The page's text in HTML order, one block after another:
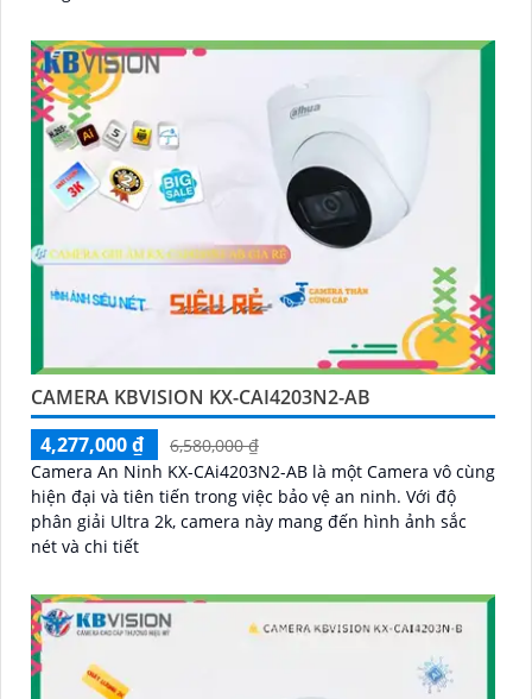
CAMERA KBVISION KX-CAI4203N2-AB
4,277,000 ₫
6,580,000 ₫
Camera An Ninh KX-CAi4203N2-AB là một Camera vô cùng
hiện đại và tiên tiến trong việc bảo vệ an ninh. Với độ
phân giải Ultra 2k, camera này mang đến hình ảnh sắc
nét và chi tiết